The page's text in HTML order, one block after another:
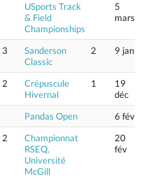
USports Track
& Field
Championships
5
mars
3
Sanderson
Classic
2 9 jan
2
Crépuscule
Hivernal
1
19
déc
Pandas Open
6 fév
2
Championnat
RSEQ,
Université
McGill
20
fév